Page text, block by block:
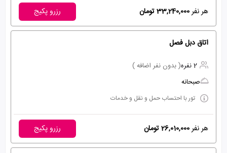
هر نفر33,240,000 تومان رزرو پکیج
اتاق دبل فصل
2 نفره
( بدون نفر اضافه )
صبحانه
تور با احتساب حمل و نقل و خدمات
هر نفر26,010,000 تومان رزرو پکیج